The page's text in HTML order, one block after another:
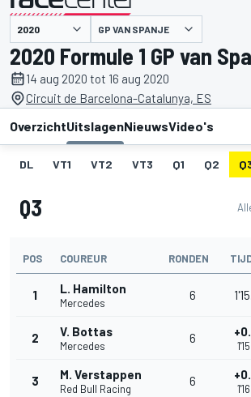
gepresenteerd door GP VAN SPANJE
2020 Formule 1 GP van
14 aug 2020 tot 16 aug 2020
Circuit de Barcelona-Catalunya, ES
OverzichtUitslagenNieuwsVideo's
DL VT1 VT2 VT3 Q1 Q2
Q3
POS COUREUR RONDEN
1 L. Hamilton
Mercedes
6
2 V. Bottas
Mercedes
6
3 M. Verstappen
Red Bull Racing
6